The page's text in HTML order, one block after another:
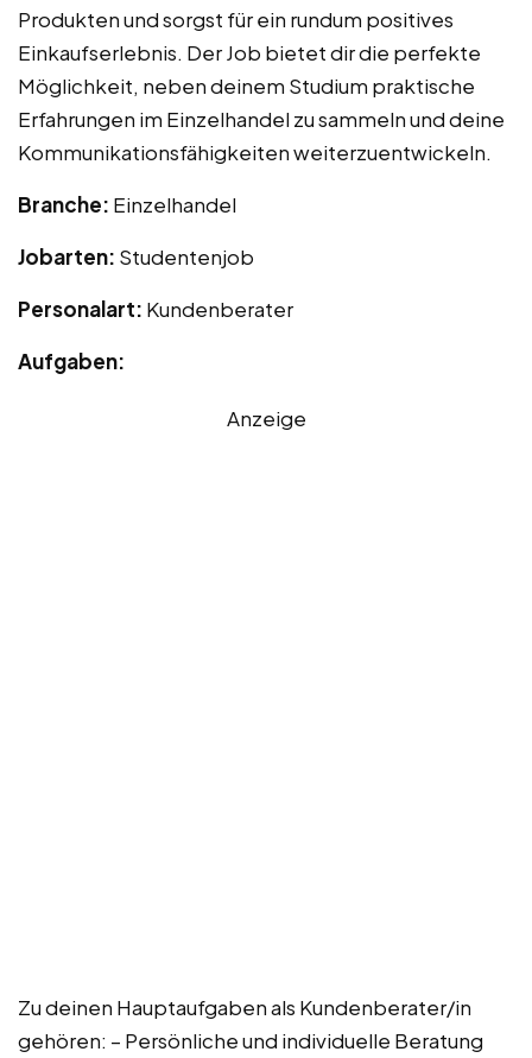
Produkten und sorgst für ein rundum positives
Einkaufserlebnis. Der Job bietet dir die perfekte
Möglichkeit, neben deinem Studium praktische
Erfahrungen im Einzelhandel zu sammeln und deine
Kommunikationsfähigkeiten weiterzuentwickeln.
Branche: Einzelhandel
Jobarten: Studentenjob
Personalart: Kundenberater
Aufgaben:
Anzeige
Zu deinen Hauptaufgaben als Kundenberater/in
gehören: – Persönliche und individuelle Beratung